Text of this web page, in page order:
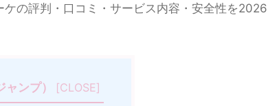
の評判・口コミ・サービス内容・安全性を2026
ンプ） [CLOSE]